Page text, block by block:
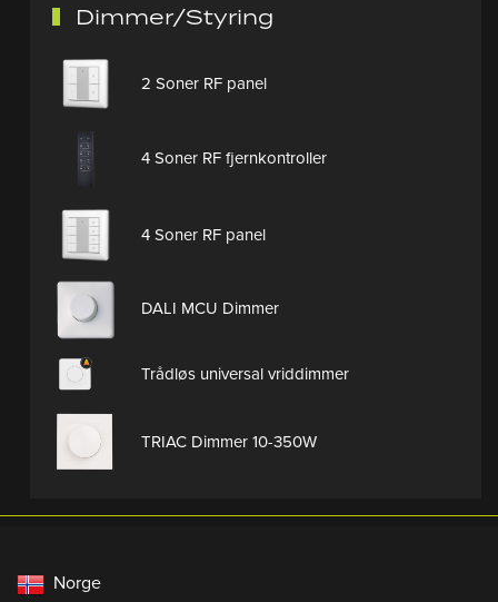
Dimmer/Styring
2 Soner RF panel
4 Soner RF fjernkontroller
4 Soner RF panel
DALI MCU Dimmer
Trådløs universal vriddimmer
TRIAC Dimmer 10-350W
Norge